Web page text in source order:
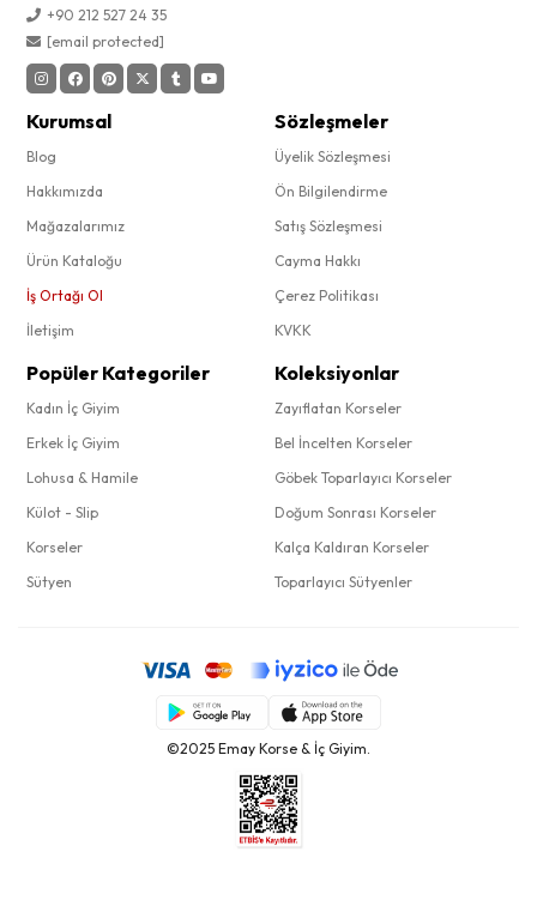
+90 212 527 24 35
[email protected]
Kurumsal
Blog
Hakkımızda
Mağazalarımız
Ürün Kataloğu
İş Ortağı Ol
İletişim
Sözleşmeler
Üyelik Sözleşmesi
Ön Bilgilendirme
Satış Sözleşmesi
Cayma Hakkı
Çerez Politikası
KVKK
Popüler Kategoriler
Kadın İç Giyim
Erkek İç Giyim
Lohusa & Hamile
Külot - Slip
Korseler
Sütyen
Koleksiyonlar
Zayıflatan Korseler
Bel İncelten Korseler
Göbek Toparlayıcı Korseler
Doğum Sonrası Korseler
Kalça Kaldıran Korseler
Toparlayıcı Sütyenler
©2025 Emay Korse & İç Giyim.